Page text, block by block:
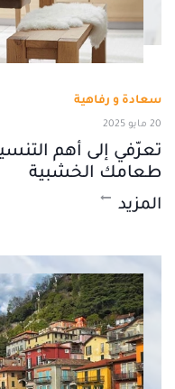
سعادة و رفاهية
20 مايو 2025
تعرّفي إلى أهم
طعامك الخشبية
المزيد